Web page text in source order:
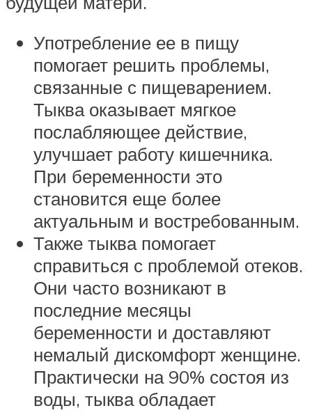
Употребление ее в пищу
помогает решить проблемы,
связанные с пищеварением.
Тыква оказывает мягкое
послабляющее действие,
улучшает работу кишечника.
При беременности это
становится еще более
актуальным и востребованным.
Также тыква помогает
справиться с проблемой отеков.
Они часто возникают в
последние месяцы
беременности и доставляют
немалый дискомфорт женщине.
Практически на 90% состоя из
воды, тыква обладает